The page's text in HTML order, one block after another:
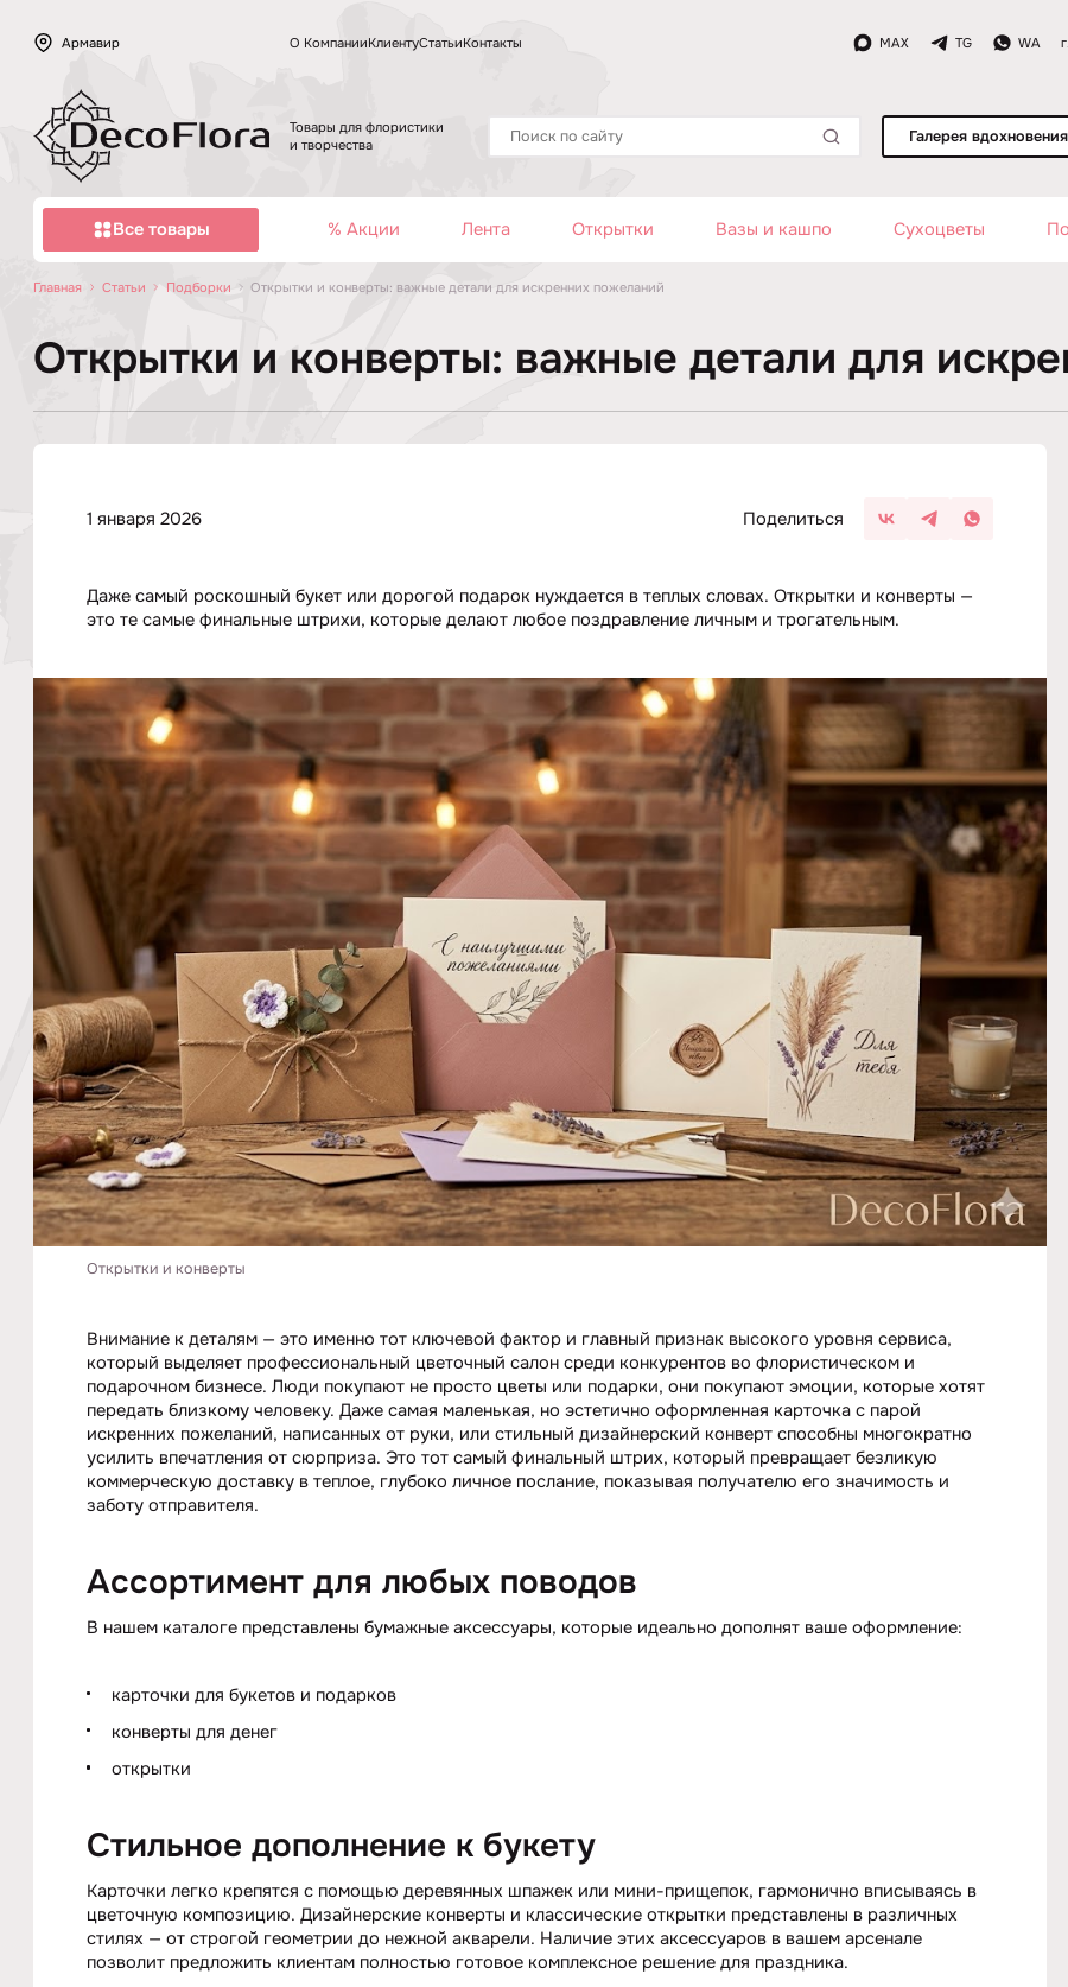
Армавир О КомпанииКлиентуСтатьиКонтакты MAX TG WA
Товары для флористики
и творчества
Галерея вдохновения
Все товары % Акции Лента Открытки Вазы и кашпо Сухоцветы
Главная Статьи Подборки Открытки и конверты: важные детали для искренних пожеланий
Открытки и конверты: важные детали для
1 января 2026 Поделиться
Даже самый роскошный букет или дорогой подарок нуждается в теплых словах. Открытки и конверты —
это те самые финальные штрихи, которые делают любое поздравление личным и трогательным.
Открытки и конверты
Внимание к деталям — это именно тот ключевой фактор и главный признак высокого уровня сервиса,
который выделяет профессиональный цветочный салон среди конкурентов во флористическом и
подарочном бизнесе. Люди покупают не просто цветы или подарки, они покупают эмоции, которые хотят
передать близкому человеку. Даже самая маленькая, но эстетично оформленная карточка с парой
искренних пожеланий, написанных от руки, или стильный дизайнерский конверт способны многократно
усилить впечатления от сюрприза. Это тот самый финальный штрих, который превращает безликую
коммерческую доставку в теплое, глубоко личное послание, показывая получателю его значимость и
заботу отправителя.
Ассортимент для любых поводов
В нашем каталоге представлены бумажные аксессуары, которые идеально дополнят ваше оформление:
карточки для букетов и подарков
конверты для денег
открытки
Стильное дополнение к букету
Карточки легко крепятся с помощью деревянных шпажек или мини-прищепок, гармонично вписываясь в
цветочную композицию. Дизайнерские конверты и классические открытки представлены в различных
стилях — от строгой геометрии до нежной акварели. Наличие этих аксессуаров в вашем арсенале
позволит предложить клиентам полностью готовое комплексное решение для праздника.